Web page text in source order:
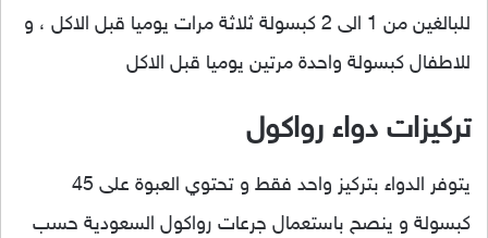
للبالغين من 1 الى 2 كبسولة ثلاثة مرات يوميا قبل الاكل ، و
للاطفال كبسولة واحدة مرتين يوميا قبل الاكل
تركيزات دواء رواكول
يتوفر الدواء بتركيز واحد فقط و تحتوي العبوة على 45
كبسولة و ينصح باستعمال جرعات رواكول السعودية حسب